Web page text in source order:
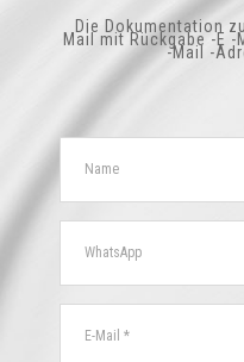
Die Dokumentation
Mail mit Rückgabe -E
-Mail -